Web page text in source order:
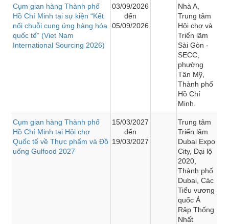
Cụm gian hàng Thành phố
Hồ Chí Minh tại sự kiện “Kết
nối chuỗi cung ứng hàng hóa
quốc tế” (Viet Nam
International Sourcing 2026)
03/09/2026
đến
05/09/2026
Nhà A,
Trung tâm
Hội chợ và
Triển lãm
Sài Gòn -
SECC,
phường
Tân Mỹ,
Thành phố
Hồ Chí
Minh.
Cụm gian hàng Thành phố
Hồ Chí Minh tại Hội chợ
Quốc tế về Thực phẩm và Đồ
uống Gulfood 2027
15/03/2027
đến
19/03/2027
Trung tâm
Triển lãm
Dubai Expo
City, Đại lộ
2020,
Thành phố
Dubai, Các
Tiểu vương
quốc Ả
Rập Thống
Nhất